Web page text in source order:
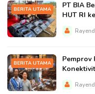
BERITA UTAMA
PT BIA
HUT RI
BERITA UTAMA
Pemprov